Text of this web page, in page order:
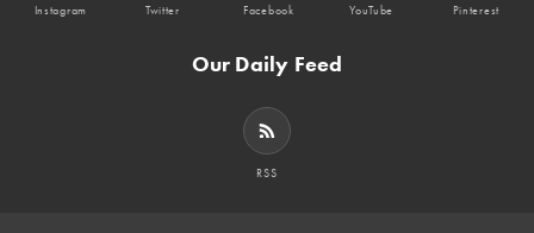
Instagram Twitter Facebook YouTube Pinterest
Our Daily Feed
RSS